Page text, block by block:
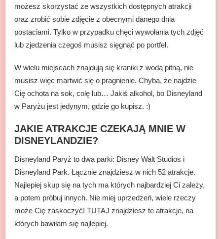
możesz skorzystać ze wszystkich dostępnych atrakcji
oraz zrobić sobie zdjęcie z obecnymi danego dnia
postaciami. Tylko w przypadku chęci wywołania tych zdjęć
lub zjedzenia czegoś musisz sięgnąć po portfel.
W wielu miejscach znajdują się kraniki z wodą pitną, nie
musisz więc martwić się o pragnienie. Chyba, że najdzie
Cię ochota na sok, colę lub… Jakiś alkohol, bo Disneyland
w Paryżu jest jedynym, gdzie go kupisz. :)
JAKIE ATRAKCJE CZEKAJĄ MNIE W
DISNEYLANDZIE?
Disneyland Paryż to dwa parki: Disney Walt Studios i
Disneyland Park. Łącznie znajdziesz w nich 52 atrakcje.
Najlepiej skup się na tych ma których najbardziej Ci zależy,
a potem próbuj innych. Nie miej uprzedzeń, wiele rzeczy
może Cię zaskoczyć! TUTAJ znajdziesz te atrakcje, na
których bawiłam się najlepiej.